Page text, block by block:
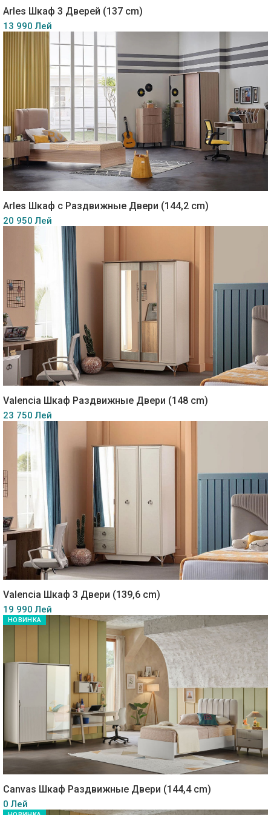
Arles Шкаф 3 Дверей (137 cm)
13 990 Лей
Arles Шкаф c Раздвижные Двери (144,2 cm)
20 950 Лей
Valencia Шкаф Раздвижные Двери (148 cm)
23 750 Лей
Valencia Шкаф 3 Двери (139,6 cm)
19 990 Лей
НОВИНКА
Canvas Шкаф Раздвижные Двери (144,4 cm)
0 Лей